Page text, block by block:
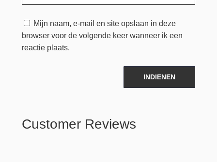
Mijn naam, e-mail en site opslaan in deze
browser voor de volgende keer wanneer ik een
reactie plaats.
INDIENEN
Customer Reviews